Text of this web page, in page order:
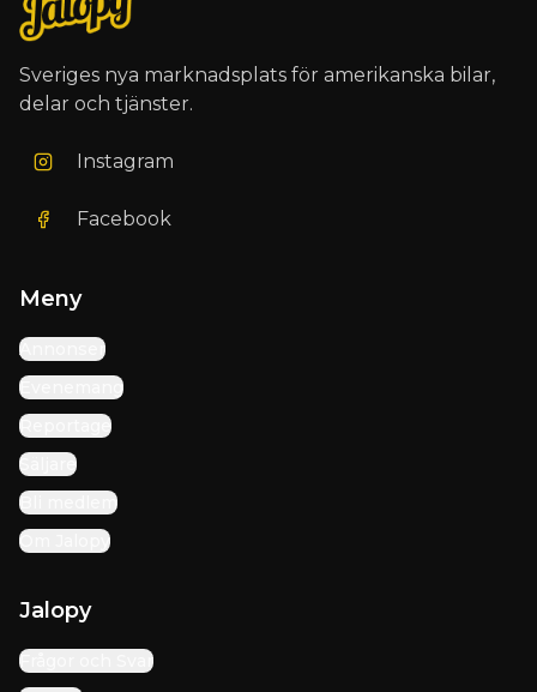
Sveriges nya marknadsplats för amerikanska bilar,
delar och tjänster.
Instagram
Facebook
Meny
Annonser
Evenemang
Reportage
Säljare
Bli medlem
Om Jalopy
Jalopy
Frågor och Svar